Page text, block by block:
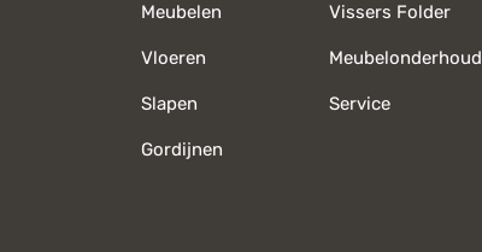
Meubelen
Vloeren
Slapen
Gordijnen
Vissers Folder
Meubelonderhoud
Service